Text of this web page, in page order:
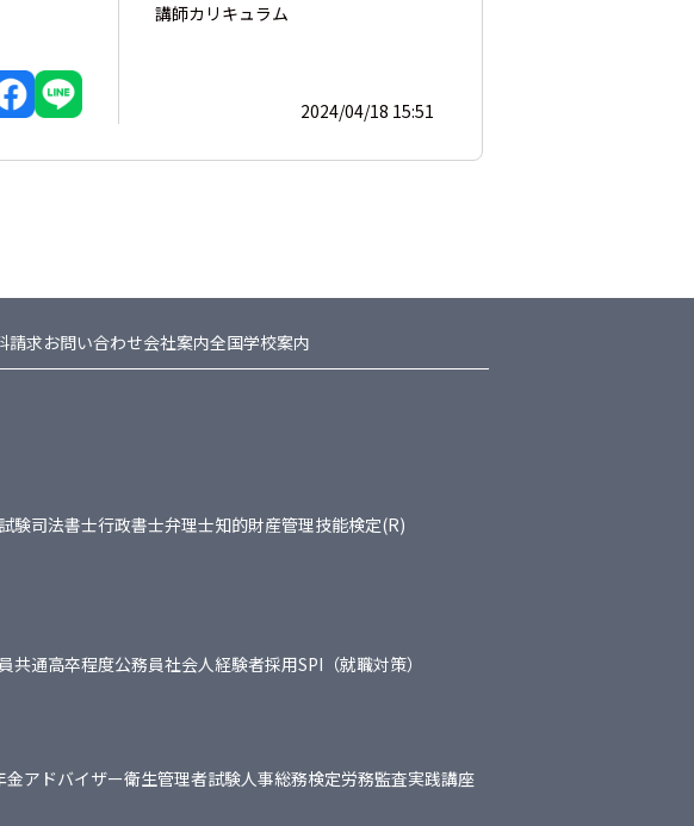
講師カリキュラム
2024/04/18 15:51
請求お問い合わせ会社案内全国学校案内
験司法書士行政書士弁理士知的財産管理技能検定(R)
共通高卒程度公務員社会人経験者採用SPI（就職対策）
金アドバイザー衛生管理者試験人事総務検定労務監査実践講座